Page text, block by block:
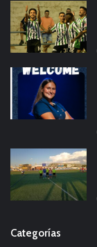
Categorías